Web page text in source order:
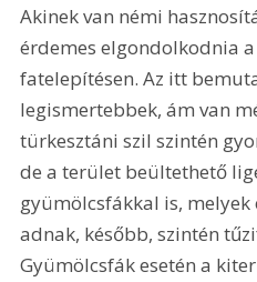
Akinek van némi
érdemes elgondolkodnia
fatelepítésen. Az itt
legismertebbek, ám van
türkesztáni szil szintén
de a terület beültethető
gyümölcsfákkal is,
adnak, később, szintén
Gyümölcsfák esetén a